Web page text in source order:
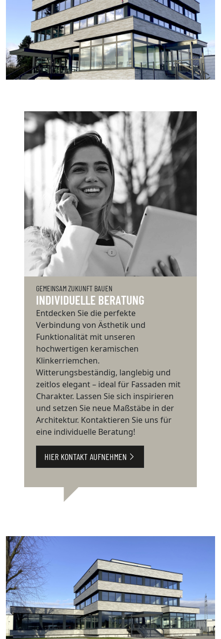
GEMEINSAM ZUKUNFT BAUEN
INDIVIDUELLE BERATUNG
Entdecken Sie die perfekte
Verbindung von Ästhetik und
Funktionalität mit unseren
hochwertigen keramischen
Klinkerriemchen.
Witterungsbeständig, langlebig und
zeitlos elegant – ideal für Fassaden mit
Charakter. Lassen Sie sich inspirieren
und setzen Sie neue Maßstäbe in der
Architektur. Kontaktieren Sie uns für
eine individuelle Beratung!
HIER KONTAKT AUFNEHMEN